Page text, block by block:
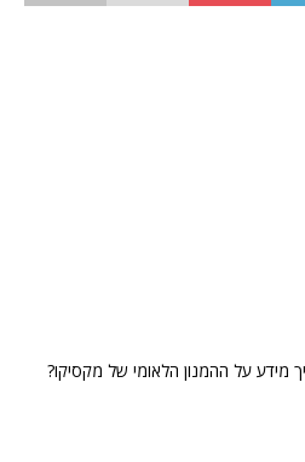
מידע על ההמנון הלאומי של מקסיקו?